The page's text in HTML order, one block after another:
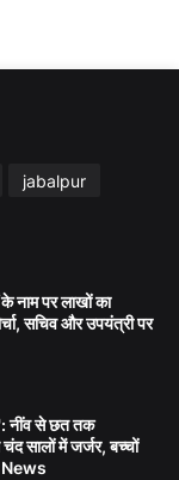
jabalpur
के नाम पर लाखों का
सचिव और उपयंत्री पर
नींव से छत तक
सालों में जर्जर, बच्चों
News